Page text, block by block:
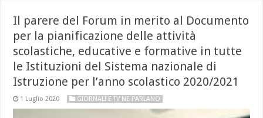
Il parere del Forum in merito al Documento
per la pianificazione delle attività
scolastiche, educative e formative in tutte
le Istituzioni del Sistema nazionale di
Istruzione per l’anno scolastico 2020/2021
1 Luglio 2020 GIORNALI E TV NE PARLANO